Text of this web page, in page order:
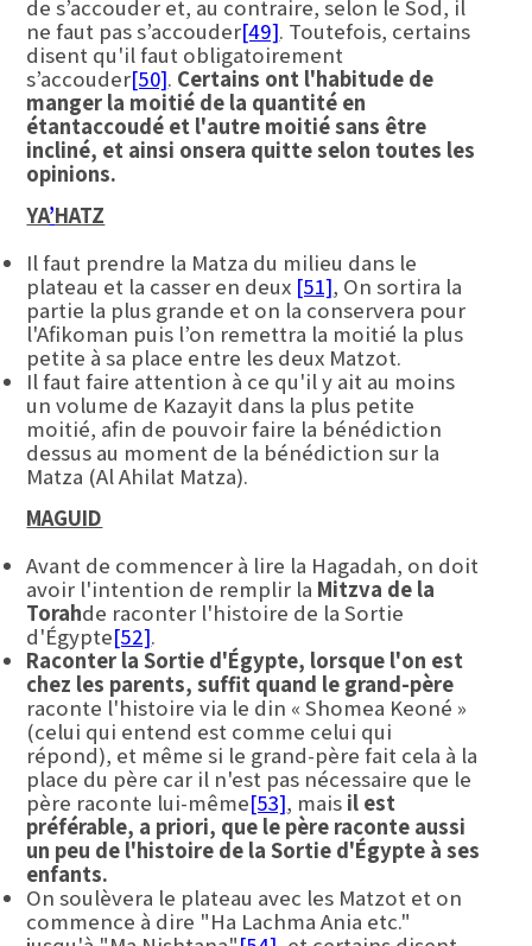
de s’accouder et, au contraire, selon le Sod, il
ne faut pas s’accouder[49]. Toutefois, certains
disent qu'il faut obligatoirement
s’accouder[50]. Certains ont l'habitude de
manger la moitié de la quantité en
étantaccoudé et l'autre moitié sans être
incliné, et ainsi onsera quitte selon toutes les
opinions.
YA’HATZ
Il faut prendre la Matza du milieu dans le
plateau et la casser en deux [51], On sortira la
partie la plus grande et on la conservera pour
l'Afikoman puis l’on remettra la moitié la plus
petite à sa place entre les deux Matzot.
Il faut faire attention à ce qu'il y ait au moins
un volume de Kazayit dans la plus petite
moitié, afin de pouvoir faire la bénédiction
dessus au moment de la bénédiction sur la
Matza (Al Ahilat Matza).
MAGUID
Avant de commencer à lire la Hagadah, on doit
avoir l'intention de remplir la Mitzva de la
Torahde raconter l'histoire de la Sortie
d'Égypte[52].
Raconter la Sortie d'Égypte, lorsque l'on est
chez les parents, suffit quand le grand-père
raconte l'histoire via le din « Shomea Keoné »
(celui qui entend est comme celui qui
répond), et même si le grand-père fait cela à la
place du père car il n'est pas nécessaire que le
père raconte lui-même[53], mais il est
préférable, a priori, que le père raconte aussi
un peu de l'histoire de la Sortie d'Égypte à ses
enfants.
On soulèvera le plateau avec les Matzot et on
commence à dire "Ha Lachma Ania etc."